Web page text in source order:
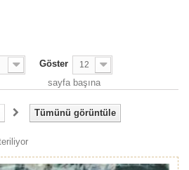
Göster 12
sayfa başına
Tümünü görüntüle